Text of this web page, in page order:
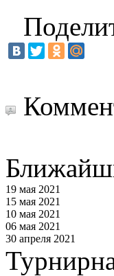
19 мая 2021
15 мая 2021
10 мая 2021
06 мая 2021
30 апреля 2021